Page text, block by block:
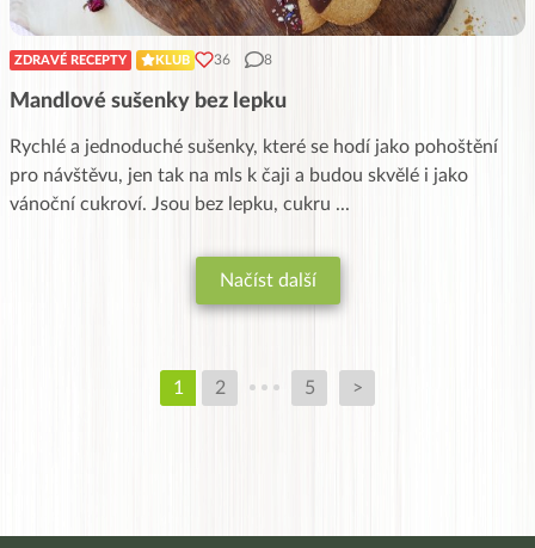
ZDRAVÉ RECEPTY KLUB 36 8
Mandlové sušenky bez lepku
Rychlé a jednoduché sušenky, které se hodí jako pohoštění
pro návštěvu, jen tak na mls k čaji a budou skvělé i jako
vánoční cukroví. Jsou bez lepku, cukru ...
Načíst další
1 2 5 >